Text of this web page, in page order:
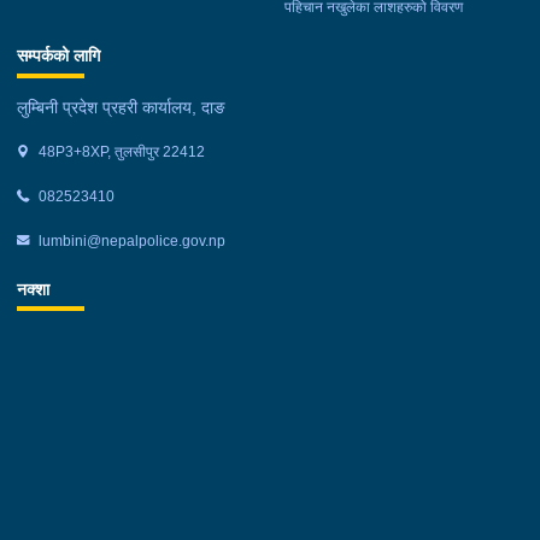
पहिचान नखुलेका लाशहरुको विवरण
सम्पर्कको लागि
लुम्बिनी प्रदेश प्रहरी कार्यालय, दाङ
48P3+8XP, तुलसीपुर 22412
082523410
lumbini@nepalpolice.gov.np
नक्शा